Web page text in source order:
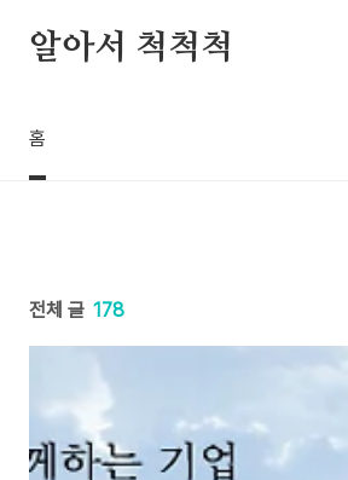
알아서 척척척
홈
전체 글 178